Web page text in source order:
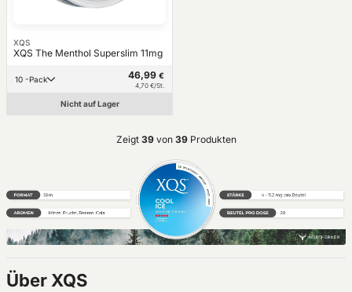
XQS
XQS The Menthol Superslim 11mg
10 -Pack 46,99 €
4,70 €/St.
Nicht auf Lager
Zeigt 39von 39 Produkten
Über XQS